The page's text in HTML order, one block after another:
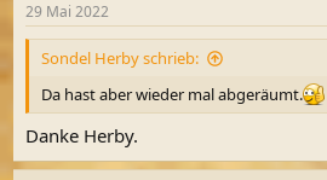
e
n
29 Mai 2022
Sondel Herby schrieb:
Da hast aber wieder mal abgeräumt.
Danke Herby.